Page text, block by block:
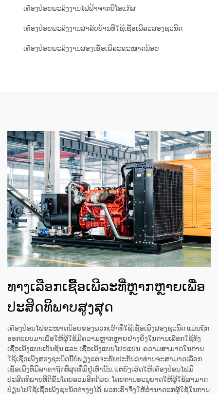
ເຄື່ອງປ່ອຍພະລັງງານໄຟຟ້າຈາກບີໂອແກັສ
ເຄື່ອງປ່ອຍພະລັງງານສຳລັບບ້ານທີ່ໃຊ້ເຊື້ອເພີລະສອງຊະນິດ
ເຄື່ອງປ່ອຍພະລັງງານສອງເຊື້ອເພີລະຂະໜາດນ້ອຍ
ທາງເລືອກເຊື້ອເພີລະທີ່ຫຼາກຫຼາຍເພື່ອ
ປະສິດທິພາບສູງສຸດ
ເຄື່ອງປ່ອນໄຟຂະໜາດນ້ອຍຂອງພວກເຮົາທີ່ໃຊ້ເຊື້ອເພິງສອງຊະນິດ ແມ່ນຖືກ
ອອກແບບມາເພື່ອໃຫ້ຜູ້ໃຊ້ມີຄວາມຫຼາກຫຼາຍຢ່າງຍິ່ງໃນການເລືອກໃຊ້ທັງ
ເຊື້ອເພິງແບບເບັນຊິນ ແລະ ເຊື້ອເພິງແບບໂປຣແປນ. ຄວາມສາມາດໃນການ
ໃຊ້ເຊື້ອເພິງສອງຊະນິດນີ້ບໍ່ພຽງແຕ່ຈະຮັບປະກັນວ່າທ່ານຈະສາມາດເລືອກ
ເຊື້ອເພິງທີ່ມີລາຄາຖືກທີ່ສຸດທີ່ມີຢູ່ເທົ່ານັ້ນ, ແຕ່ຍັງເຮັດໃຫ້ເຄື່ອງປ່ອນໄຟມີ
ປະສິດທິພາບທີ່ດີຂຶ້ນໂດຍລວມອີກດ້ວຍ. ໂດຍການອະນຸຍາດໃຫ້ຜູ້ໃຊ້ສາມາດ
ປ່ຽນໄປໃຊ້ເຊື້ອເພິງຊະນິດຕ່າງໆໄດ້, ພວກເຮົາຈຶ່ງໃຫ້ອຳນາດແກ່ຜູ້ໃຊ້ໃນການ